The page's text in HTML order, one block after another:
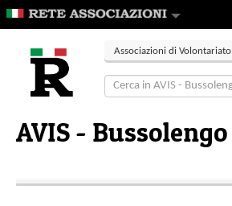
Associazioni di Volontariato
AVIS - Bussolengo
Contatti